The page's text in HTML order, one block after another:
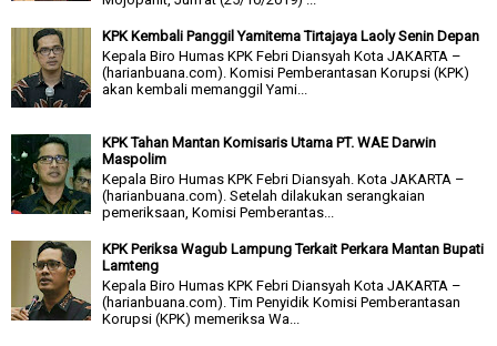
KPK Kembali Panggil Yamitema Tirtajaya Laoly Senin Depan
Kepala Biro Humas KPK Febri Diansyah Kota JAKARTA –
(harianbuana.com). Komisi Pemberantasan Korupsi (KPK)
akan kembali memanggil Yami...
KPK Tahan Mantan Komisaris Utama PT. WAE Darwin
Maspolim
Kepala Biro Humas KPK Febri Diansyah. Kota JAKARTA –
(harianbuana.com). Setelah dilakukan serangkaian
pemeriksaan, Komisi Pemberantas...
KPK Periksa Wagub Lampung Terkait Perkara Mantan Bupati
Lamteng
Kepala Biro Humas KPK Febri Diansyah Kota JAKARTA –
(harianbuana.com). Tim Penyidik Komisi Pemberantasan
Korupsi (KPK) memeriksa Wa...